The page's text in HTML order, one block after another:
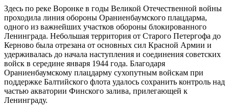
Здесь по реке Воронке в годы Великой Отечественной войны
проходила линия обороны Ораниенбаумского плацдарма,
одного из важнейших участков обороны блокированного
Ленинграда. Небольшая территория от Старого Петергофа до
Керново была отрезана от основных сил Красной Армии и
удерживалась до начала наступления и соединения советских
войск в середине января 1944 года. Благодаря
Ораниенбаумскому плацдарму сухопутным войскам при
поддержке Балтийского флота удалось сохранить контроль над
частью акватории Финского залива, прилегающей к
Ленинграду.